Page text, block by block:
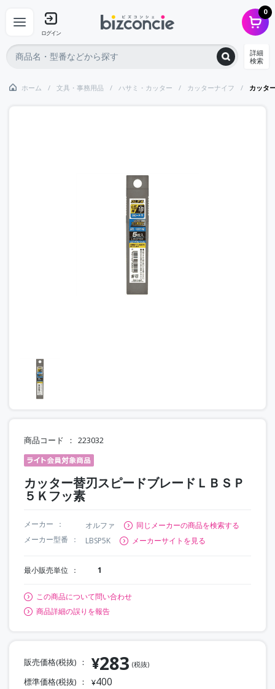
ログイン
0
詳細
検索
ホーム 文具・事務用品 ハサミ・カッター カッターナイフ カッタ
商品コード 223032
カッター替刃スピードブレードＬＢＳＰ
５Ｋフッ素
メーカー オルファ
同じメーカーの商品を検索する
メーカー型番
LBSP5K メーカーサイトを見る
最小販売単位 1
この商品について問い合わせ
商品詳細の誤りを報告
販売価格(税抜) ¥283 (税抜)
標準価格(税抜) ¥400